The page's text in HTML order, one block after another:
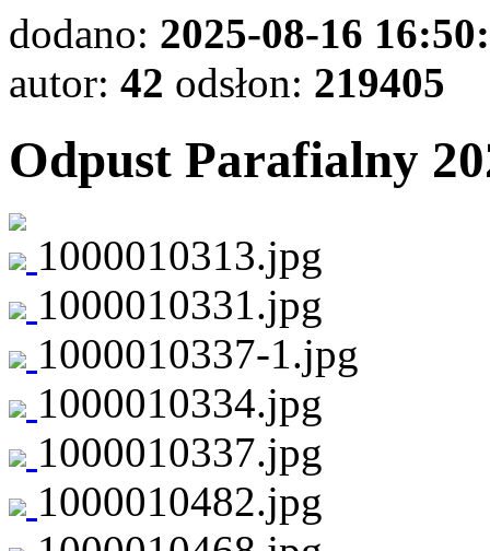
dodano: 2025-08-16
autor: 42 odsłon: 219405
Odpust Parafialny
1000010313.jpg
1000010331.jpg
1000010337-1.jpg
1000010334.jpg
1000010337.jpg
1000010482.jpg